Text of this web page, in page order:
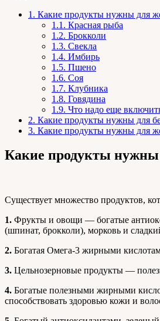
1. Какие продукты нужны для
1.1. Красная рыба
1.2. Брокколи
1.3. Свекла
1.4. Имбирь
1.5. Пшено
1.6. Соя
1.7. Клубника
1.8. Говядина
1.9. Что надо еще
2. Какие продукты нужны для
3. Какие продукты нужны для
Какие продукты
Существует множество продуктов,
1. Фрукты и овощи — богатые
(шпинат, брокколи), морковь и
2. Богатая Омега-3 жирными
3. Цельнозерновые продукты —
4. Богатые полезными жирными
способствовать здоровью кожи и